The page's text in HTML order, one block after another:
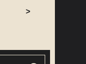
>